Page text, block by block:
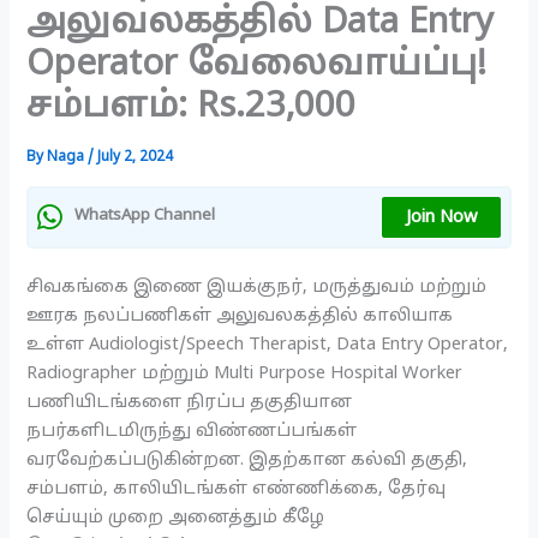
அலுவலகத்தில் Data Entry
Operator வேலைவாய்ப்பு!
சம்பளம்: Rs.23,000
ByNaga/ July 2, 2024
WhatsApp Channel Join Now
சிவகங்கை இணை இயக்குநர், மருத்துவம் மற்றும்
ஊரக நலப்பணிகள் அலுவலகத்தில் காலியாக
உள்ள Audiologist/Speech Therapist, Data Entry Operator,
Radiographer மற்றும் Multi Purpose Hospital Worker
பணியிடங்களை நிரப்ப தகுதியான
நபர்களிடமிருந்து விண்ணப்பங்கள்
வரவேற்கப்படுகின்றன. இதற்கான கல்வி தகுதி,
சம்பளம், காலியிடங்கள் எண்ணிக்கை, தேர்வு
செய்யும் முறை அனைத்தும் கீழே